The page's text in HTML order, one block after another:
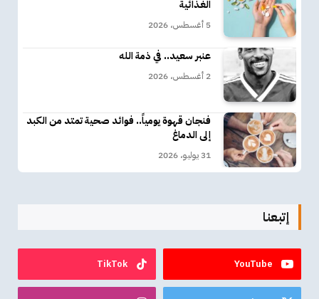
الغذائية
5 أغسطس، 2026
عنبر سعيد.. في ذمة الله
2 أغسطس، 2026
فنجان قهوة يومياً.. فوائد صحية تمتد من الكبد
إلى الدماغ
31 يوليو، 2026
إتبعنا
YouTube
TikTok